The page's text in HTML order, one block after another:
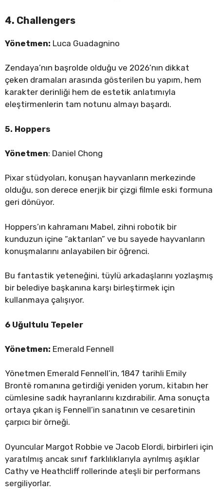
4. Challengers
Yönetmen: Luca Guadagnino
Zendaya’nın başrolde olduğu ve 2026’nın dikkat
çeken dramaları arasında gösterilen bu yapım, hem
karakter derinliği hem de estetik anlatımıyla
eleştirmenlerin tam notunu almayı başardı.
5. Hoppers
Yönetmen: Daniel Chong
Pixar stüdyoları, konuşan hayvanların merkezinde
olduğu, son derece enerjik bir çizgi filmle eski formuna
geri dönüyor.
Hoppers’ın kahramanı Mabel, zihni robotik bir
kunduzun içine “aktarılan” ve bu sayede hayvanların
konuşmalarını anlayabilen bir öğrenci.
Bu fantastik yeteneğini, tüylü arkadaşlarını yozlaşmış
bir belediye başkanına karşı birleştirmek için
kullanmaya çalışıyor.
6 Uğultulu Tepeler
Yönetmen: Emerald Fennell
Yönetmen Emerald Fennell’in, 1847 tarihli Emily
Brontë romanına getirdiği yeniden yorum, kitabın her
cümlesine sadık hayranlarını kızdırabilir. Ama sonuçta
ortaya çıkan iş Fennell’in sanatının ve cesaretinin
çarpıcı bir örneği.
Oyuncular Margot Robbie ve Jacob Elordi, birbirleri için
yaratılmış ancak sınıf farklılıklarıyla ayrılmış aşıklar
Cathy ve Heathcliff rollerinde ateşli bir performans
sergiliyorlar.